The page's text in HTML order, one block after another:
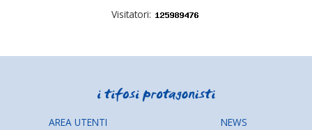
Visitatori:
AREA UTENTI
NEWS